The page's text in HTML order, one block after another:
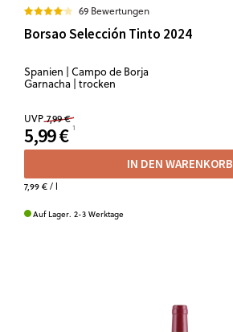
69 Bewertungen
Borsao Selección Tinto 2024
Spanien | Campo de Borja
Garnacha | trocken
UVP 7,99 €
5,99 €
IN DEN WARENKORB
7,99 €/ l
Auf Lager. 2-3 Werktage